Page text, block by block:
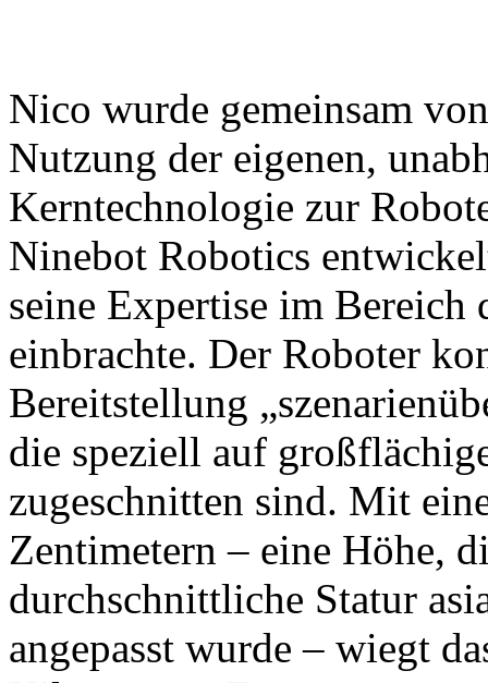
Nico wurde gemeinsam
Nutzung der eigenen,
Kerntechnologie zur
Ninebot Robotics
seine Expertise im
einbrachte. Der Roboter
Bereitstellung
die speziell auf
zugeschnitten sind. Mit
Zentimetern – eine Höhe,
durchschnittliche Statur
angepasst wurde – wiegt